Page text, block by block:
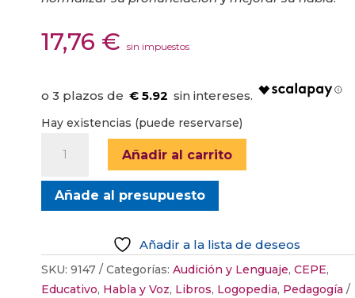
17,76 € sin impuestos
€ 5.92
Hay existencias (puede reservarse)
RECUPERACIÓN
DE
Añadir al carrito
Añade al presupuesto
Añadir a la lista de deseos
SKU: 9147 Categorías: Audición y Lenguaje, CEPE,
Educativo, Habla y Voz, Libros, Logopedia, Pedagogía